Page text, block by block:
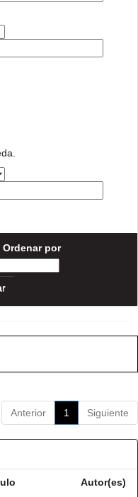
Ordenar por
Anterior 1 Siguiente
Autor(es)